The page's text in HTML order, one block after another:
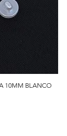
10MM BLANCO